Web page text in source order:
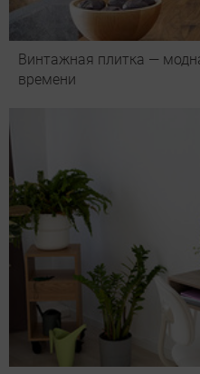
Винтажная плитка —
времени